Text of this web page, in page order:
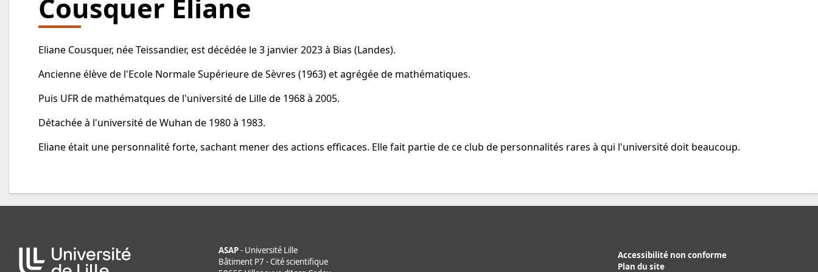
Cousquer Eliane
Eliane Cousquer, née Teissandier, est décédée le 3 janvier 2023 à Bias (Landes).
Ancienne élève de l'Ecole Normale Supérieure de Sèvres (1963) et agrégée de mathématiques.
Puis UFR de mathématques de l'université de Lille de 1968 à 2005.
Détachée à l'université de Wuhan de 1980 à 1983.
Eliane était une personnalité forte, sachant mener des actions efficaces. Elle fait partie de ce club de personnalités rares à qui l'université doit beaucoup.
ASAP- Université Lille
Bâtiment P7 - Cité scientifique
Accessibilité non conforme
Plan du site